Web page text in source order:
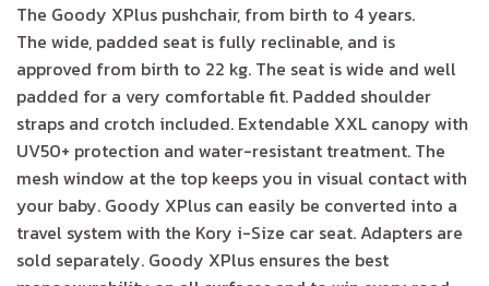
The Goody XPlus pushchair, from birth to 4 years.
The wide, padded seat is fully reclinable, and is
approved from birth to 22 kg. The seat is wide and well
padded for a very comfortable fit. Padded shoulder
straps and crotch included. Extendable XXL canopy with
UV50+ protection and water-resistant treatment. The
mesh window at the top keeps you in visual contact with
your baby. Goody XPlus can easily be converted into a
travel system with the Kory i-Size car seat. Adapters are
sold separately. Goody XPlus ensures the best